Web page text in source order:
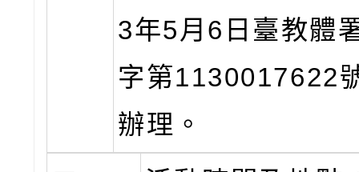
3年5月6日臺教體
字第1130017622
辦理。